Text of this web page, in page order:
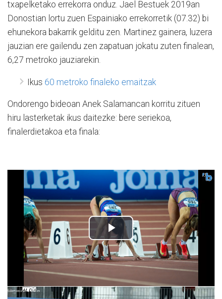
txapelketako errekorra onduz. Jael Bestuek 2019an
Donostian lortu zuen Espainiako errekorretik (07.32) bi
ehunekora bakarrik gelditu zen. Martinez gainera, luzera
jauzian ere gailendu zen zapatuan jokatu zuten finalean,
6,27 metroko jauziarekin.
Ikus 60 metroko finaleko emaitzak
Ondorengo bideoan Anek Salamancan korritu zituen
hiru lasterketak ikus daitezke: bere seriekoa,
finalerdietakoa eta finala: